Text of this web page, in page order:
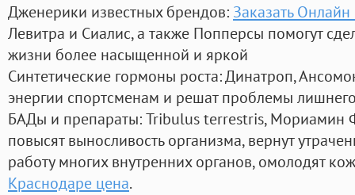
Дженерики известных брендов: Заказать
Левитра и Сиалис, а также Попперсы помогут
жизни более насыщенной и яркой
Синтетические гормоны роста: Динатроп,
энергии спортсменам и решат проблемы
БАДы и препараты:Tribulus terrestris, Мориамин
повысят выносливость организма, вернут
работу многих внутренних органов, омолодят
Краснодаре цена.